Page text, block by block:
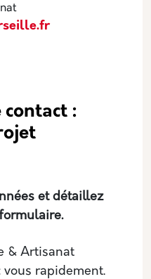
:
et détaillez
& Artisanat
vous rapidement.